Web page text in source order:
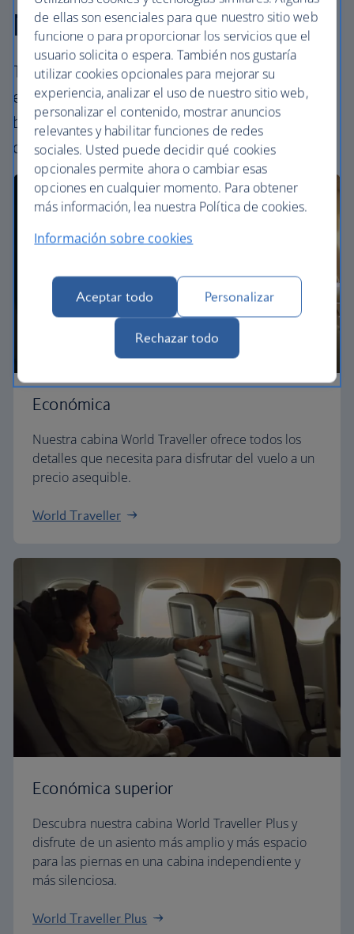
Nuestras cabinas
Todas nuestras cabinas ofrecen una
experiencia excelente y exclusivamente
británica. Elija la forma perfecta de volar,
desde la clase Económica hasta First.
Económica
Nuestra cabina World Traveller ofrece todos los
detalles que necesita para disfrutar del vuelo a un
precio asequible.
World Traveller
Económica superior
Descubra nuestra cabina World Traveller Plus y
disfrute de un asiento más amplio y más espacio
para las piernas en una cabina independiente y
más silenciosa.
World Traveller Plus
de ellas son esenciales para que nuestro sitio web
funcione o para proporcionar los servicios que el
usuario solicita o espera. También nos gustaría
utilizar cookies opcionales para mejorar su
experiencia, analizar el uso de nuestro sitio web,
personalizar el contenido, mostrar anuncios
relevantes y habilitar funciones de redes
sociales. Usted puede decidir qué cookies
opcionales permite ahora o cambiar esas
opciones en cualquier momento. Para obtener
más información, lea nuestra Política de cookies.
Información sobre cookies
Aceptar todo Personalizar
Rechazar todo